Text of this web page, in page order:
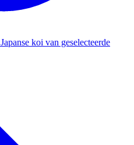
Japanse koi van geselecteerde